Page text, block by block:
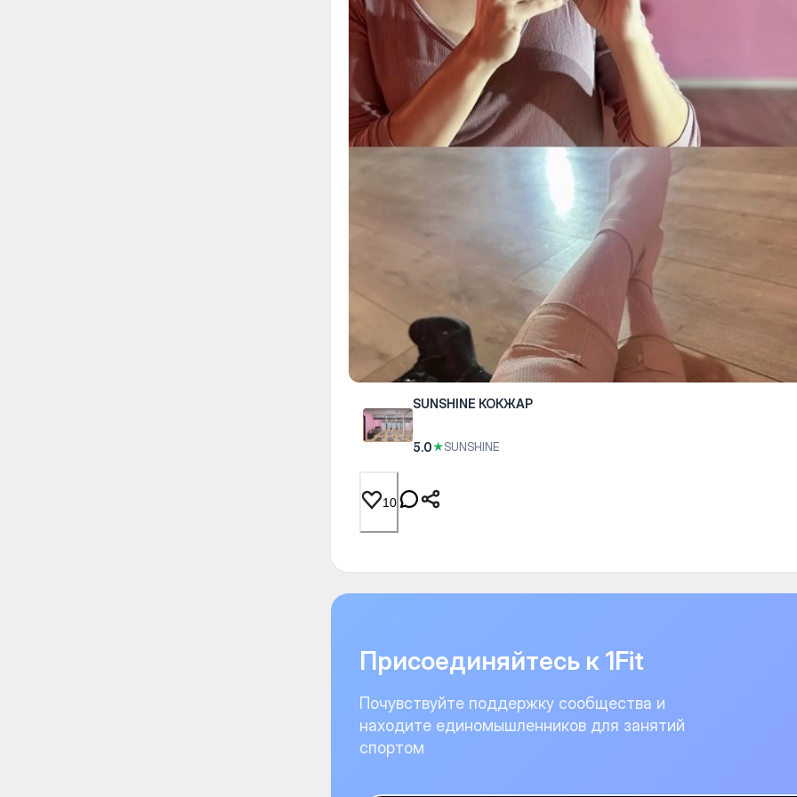
SUNSHINE КОКЖАР
5.0★SUNSHINE
10
Присоединяйтесь к 1Fit
Почувствуйте поддержку сообщества и
находите единомышленников для занятий
спортом